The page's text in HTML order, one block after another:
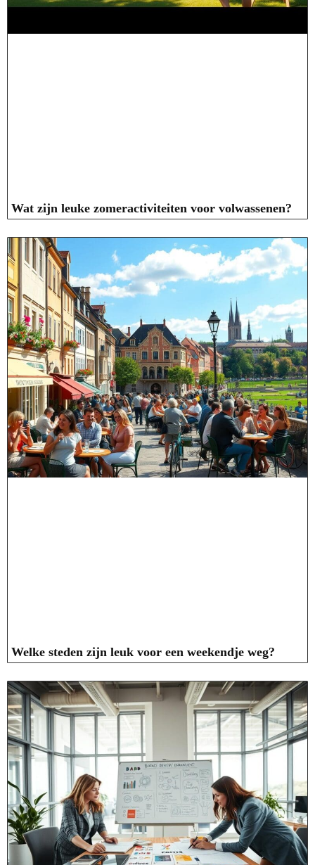
Wat zijn leuke zomeractiviteiten voor volwassenen?
Welke steden zijn leuk voor een weekendje weg?